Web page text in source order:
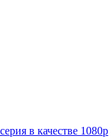
в качестве 1080p